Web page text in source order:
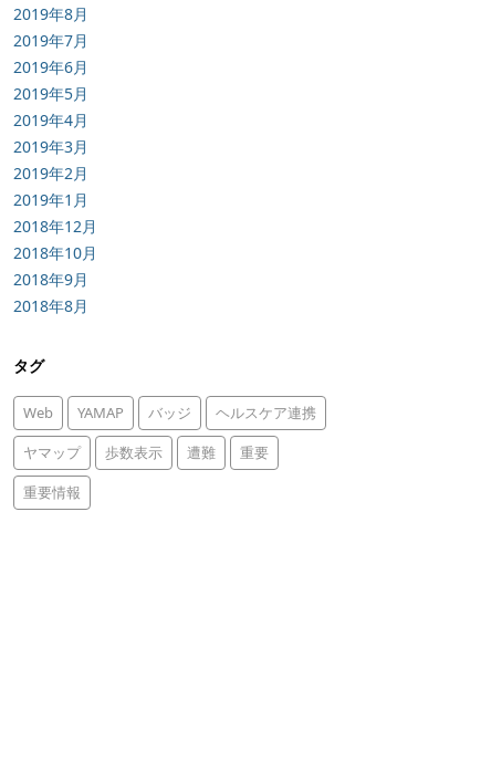
2019年8月
2019年7月
2019年6月
2019年5月
2019年4月
2019年3月
2019年2月
2019年1月
2018年12月
2018年10月
2018年9月
2018年8月
タグ
Web YAMAP バッジ
ヘルスケア連携
ヤマップ
歩数表示 遭難
重要
重要情報